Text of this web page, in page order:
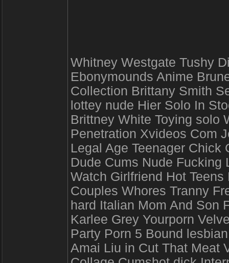
Whitney Westgate Tushy
Ebonymounds Anime
Collection Brittany Smith
lottey nude Hier Solo In
Brittney White Toying solo
Penetration Xvideos Com
Legal Age Teenager
Dude Cums Nude Fucking
Watch Girlfriend Hot
Couples Whores Tranny
hard Italian Mom And Son
Karlee Grey Yourporn
Party Porn 5 Bound
Amai Liu in Cut That Meat